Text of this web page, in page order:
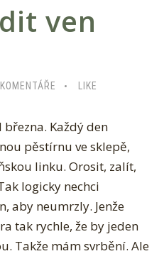
ven
E
X
T
U
S
N
Á
LIKE
března. Každý den
pěstírnu ve sklepě,
linku. Orosit, zalít,
logicky nechci
aby neumrzly. Jenže
tak rychle, že by jeden
Takže mám svrbění. Ale